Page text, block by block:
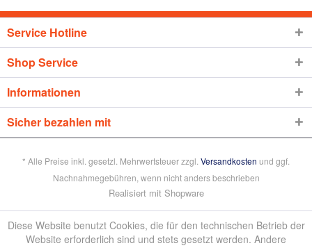
Service Hotline
Shop Service
Informationen
Sicher bezahlen mit
* Alle Preise inkl. gesetzl. Mehrwertsteuer zzgl. Versandkosten und ggf.
Nachnahmegebühren, wenn nicht anders beschrieben
Realisiert mit Shopware
Diese Website benutzt Cookies, die für den technischen Betrieb der
Website erforderlich sind und stets gesetzt werden. Andere